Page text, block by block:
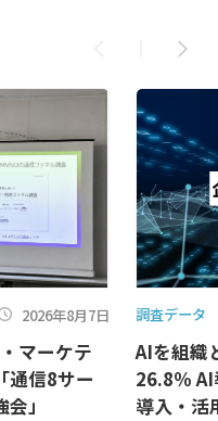
2026年8月7日
マーケテ
通信8サー
」
調査データ
AIを組織
26.8％
導入・活